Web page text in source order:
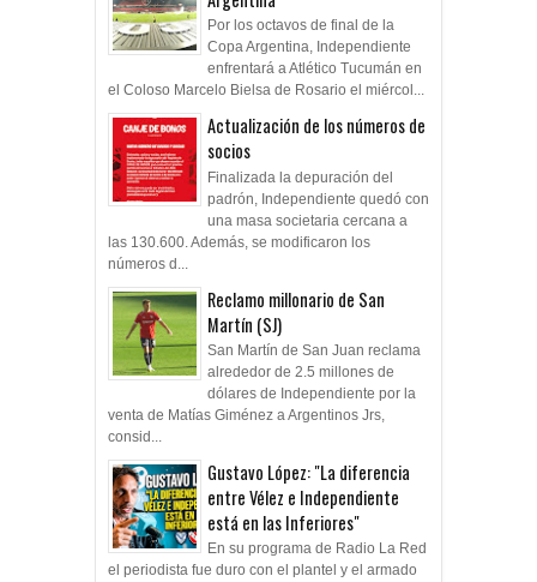
Por los octavos de final de la
Copa Argentina, Independiente
enfrentará a Atlético Tucumán en
el Coloso Marcelo Bielsa de Rosario el miércol...
Actualización de los números de
socios
Finalizada la depuración del
padrón, Independiente quedó con
una masa societaria cercana a
las 130.600. Además, se modificaron los
números d...
Reclamo millonario de San
Martín (SJ)
San Martín de San Juan reclama
alrededor de 2.5 millones de
dólares de Independiente por la
venta de Matías Giménez a Argentinos Jrs,
consid...
Gustavo López: "La diferencia
entre Vélez e Independiente
está en las Inferiores"
En su programa de Radio La Red
el periodista fue duro con el plantel y el armado